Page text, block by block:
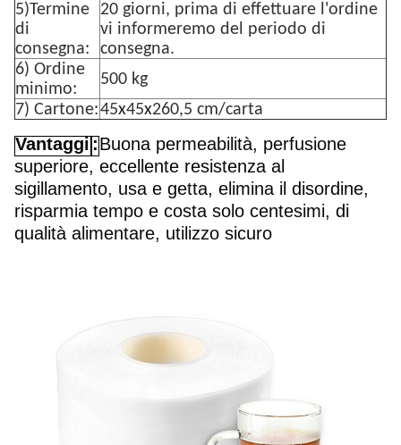
5)Termine
di
consegna:
20 giorni, prima di effettuare l'ordine
vi informeremo del periodo di
consegna.
6) Ordine
minimo:
500 kg
7) Cartone:45x45x260,5 cm/carta
Vantaggi :Buona permeabilità, perfusione
superiore, eccellente resistenza al
sigillamento, usa e getta, elimina il disordine,
risparmia tempo e costa solo centesimi, di
qualità alimentare, utilizzo sicuro